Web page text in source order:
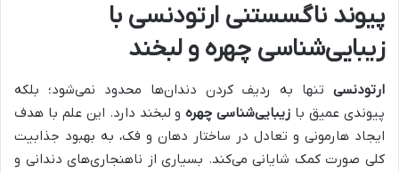
پیوند ناگسستنی ارتودنسی با
زیبایی‌شناسی چهره و لبخند
ارتودنسی تنها به ردیف کردن دندان‌ها محدود نمی‌شود؛ بلکه
پیوندی عمیق با زیبایی‌شناسی چهرهو لبخند دارد. این علم با هدف
ایجاد هارمونی و تعادل در ساختار دهان و فک، به بهبود جذابیت
کلی صورت کمک شایانی می‌کند. بسیاری از ناهنجاری‌های دندانی و